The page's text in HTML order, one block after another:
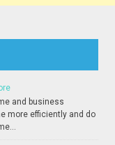
and business
more efficiently and do